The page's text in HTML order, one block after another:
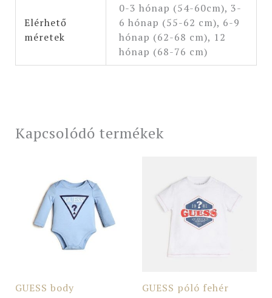
Elérhető
méretek
0-3 hónap (54-60cm), 3-
6 hónap (55-62 cm), 6-9
hónap (62-68 cm), 12
hónap (68-76 cm)
Kapcsolódó termékek
GUESS body
GUESS póló fehér